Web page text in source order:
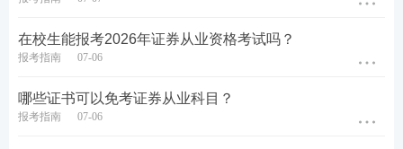
加考试等理由要求退还考试费。退费时，按照报名系
统提示流程进行操作(详见报名系统)。采用网上缴费
方式的，费用退回原支付账户;采用现场缴费方式的，
考生需按要求在报名系统提供银行卡信息。
在校生能报考2026年证券从业资格考试吗？
报考指南 07-06
哪些证书可以免考证券从业科目？
报考指南 07-06